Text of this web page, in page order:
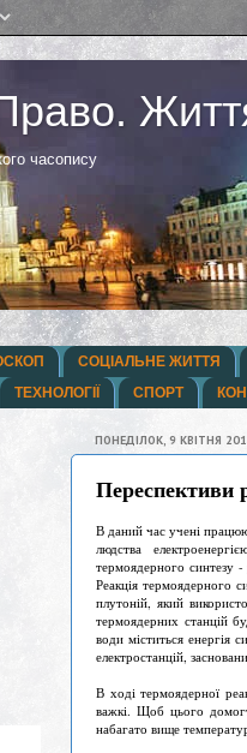
часопису
СОЦІАЛЬНЕ ЖИТТЯ
ТЕХНОЛОГІЇ СПОРТ
ПОНЕДІЛОК, 9 КВІТНЯ
Переспективи
В даний час учені
людства
термоядерного синтезу -
Реакція термоядерного
плутоній, який
термоядерних станцій
води міститься енергія
електростанцій,
В ході термоядерної
важкі. Щоб цього
набагато вище